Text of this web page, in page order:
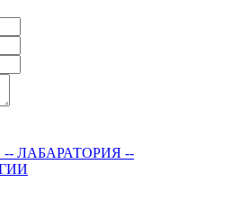
-- ЛАБАРАТОРИЯ --